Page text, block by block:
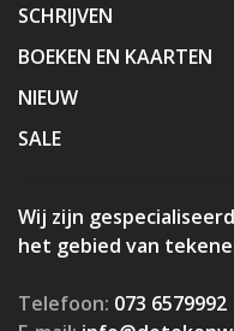
SCHRIJVEN
BOEKEN EN KAARTEN
NIEUW
SALE
Wij zijn
het gebied van
Telefoon: 073 6579992